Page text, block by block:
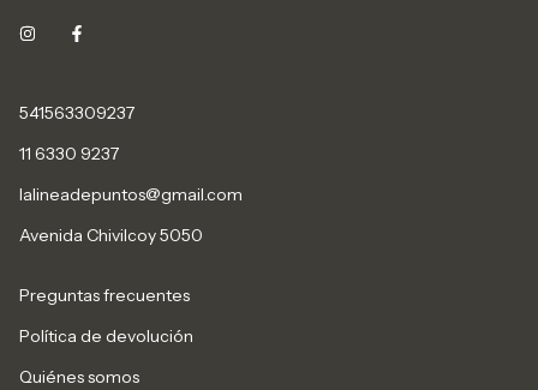
541563309237
11 6330 9237
lalineadepuntos@gmail.com
Avenida Chivilcoy 5050
Preguntas frecuentes
Política de devolución
Quiénes somos